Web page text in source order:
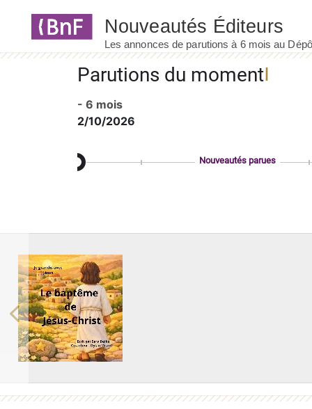
Parutions du moment
- 6 mois
2/10/2026
Nouveautés parues
Previous